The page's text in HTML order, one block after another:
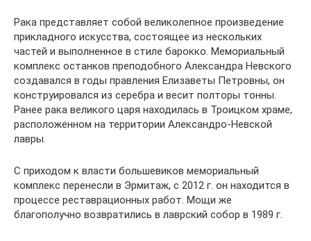
Рака представляет собой великолепное произведение
прикладного искусства, состоящее из нескольких
частей и выполненное в стиле барокко. Мемориальный
комплекс останков преподобного Александра Невского
создавался в годы правления Елизаветы Петровны, он
конструировался из серебра и весит полторы тонны.
Ранее рака великого царя находилась в Троицком храме,
расположенном на территории Александро-Невской
лавры.
С приходом к власти большевиков мемориальный
комплекс перенесли в Эрмитаж, с 2012 г. он находится в
процессе реставрационных работ. Мощи же
благополучно возвратились в лаврский собор в 1989 г.